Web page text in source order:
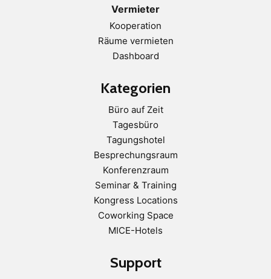
Vermieter
Kooperation
Räume vermieten
Dashboard
Kategorien
Büro auf Zeit
Tagesbüro
Tagungshotel
Besprechungsraum
Konferenzraum
Seminar & Training
Kongress Locations
Coworking Space
MICE-Hotels
Support